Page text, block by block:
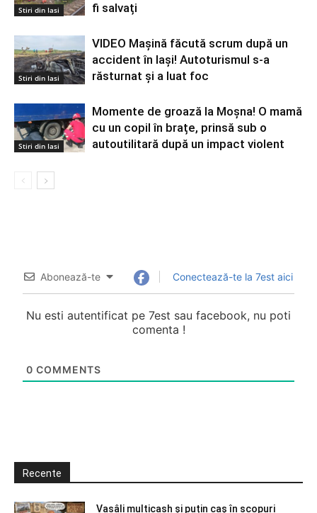
Stiri din Iasi
fi salvați
Stiri din Iasi
VIDEO Mașină făcută scrum după un
accident în Iași! Autoturismul s-a
răsturnat și a luat foc
Stiri din Iasi
Momente de groază la Moșna! O mamă
cu un copil în brațe, prinsă sub o
autoutilitară după un impact violent
Abonează-te Conectează-te la 7est aici
Nu esti autentificat pe 7est sau facebook, nu poti
comenta !
0 COMMENTS
Recente
Vasâli multicash și puțin caș în scopuri